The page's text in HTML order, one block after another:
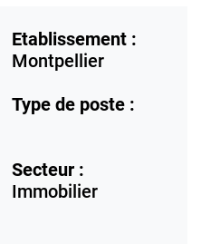
Etablissement :
Montpellier
Type de poste :
Secteur :
Immobilier